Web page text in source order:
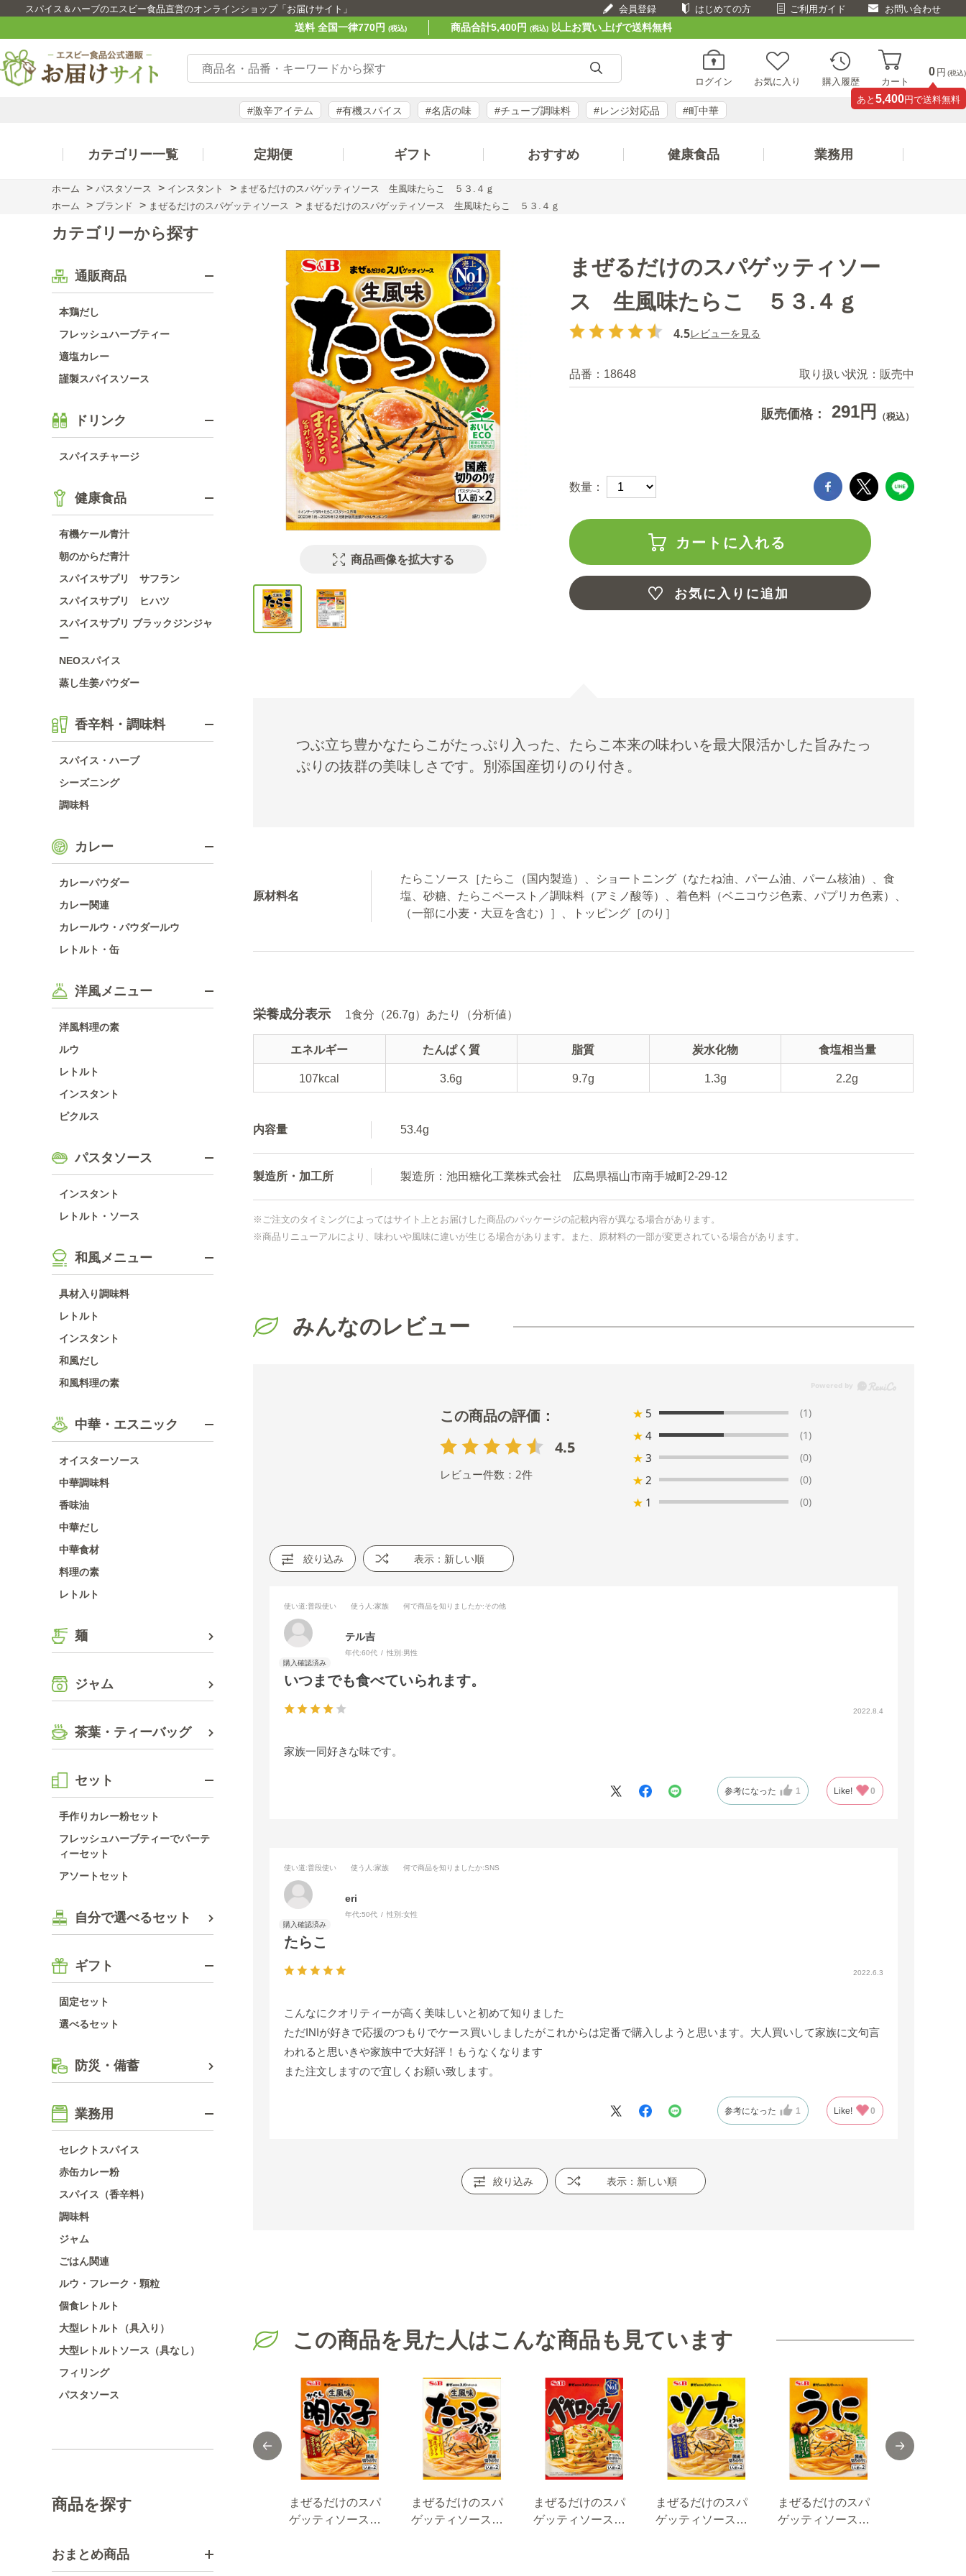
スパイス＆ハーブのエスビー食品直営のオンラインショップ「お届けサイト」 会員登録 はじめての方 ご利用ガイド お問い合わせ
送料 全国一律770円 (税込) 商品合計5,400円 (税込)以上お買い上げで送料無料
ログイン お気に入り 購入履歴 カート
0 円 (税込)
あと 5,400円で送料無料
#激辛アイテム #有機スパイス #名店の味 #チューブ調味料 #レンジ対応品 #町中華
カテゴリー一覧 定期便 ギフト おすすめ 健康食品 業務用
ホーム > パスタソース > インスタント > まぜるだけのスパゲッティソース 生風味たらこ ５３.４ｇ
ホーム
> ブランド > まぜるだけのスパゲッティソース > まぜるだけのスパゲッティソース 生風味たらこ ５３.４ｇ
カテゴリーから探す
通販商品
本鶏だし
フレッシュハーブティー
適塩カレー
謹製スパイスソース
ドリンク
スパイスチャージ
健康食品
有機ケール青汁
朝のからだ青汁
スパイスサプリ サフラン
スパイスサプリ ヒハツ
スパイスサプリ ブラックジンジャ
ー
NEOスパイス
蒸し生姜パウダー
香辛料・調味料
スパイス・ハーブ
シーズニング
調味料
カレー
カレーパウダー
カレー関連
カレールウ・パウダールウ
レトルト・缶
洋風メニュー
洋風料理の素
ルウ
レトルト
インスタント
ピクルス
パスタソース
インスタント
レトルト・ソース
和風メニュー
具材入り調味料
レトルト
インスタント
和風だし
和風料理の素
中華・エスニック
オイスターソース
中華調味料
香味油
中華だし
中華食材
料理の素
レトルト
麺
ジャム
茶葉・ティーバッグ
セット
手作りカレー粉セット
フレッシュハーブティーでパーテ
ィーセット
アソートセット
自分で選べるセット
ギフト
固定セット
選べるセット
防災・備蓄
業務用
セレクトスパイス
赤缶カレー粉
スパイス（香辛料）
調味料
ジャム
ごはん関連
ルウ・フレーク・顆粒
個食レトルト
大型レトルト（具入り）
大型レトルトソース（具なし）
フィリング
パスタソース
商品を探す
おまとめ商品
商品画像を拡大する
まぜるだけのスパゲッティソー
ス 生風味たらこ ５３.４ｇ
4.5レビューを見る
品番： 18648 取り扱い状況： 販売中
販売価格： 291円 （税込）
数量：
カートに入れる
お気に入りに追加
つぶ立ち豊かなたらこがたっぷり入った、たらこ本来の味わいを最大限活かした旨みたっ
ぷりの抜群の美味しさです。別添国産切りのり付き。
原材料名
たらこソース［たらこ（国内製造）、ショートニング（なたね油、パーム油、パーム核油）、食
塩、砂糖、たらこペースト／調味料（アミノ酸等）、着色料（ベニコウジ色素、パプリカ色素）、
（一部に小麦・大豆を含む）］、トッピング［のり］
栄養成分表示 1食分（26.7g）あたり（分析値）
エネルギー
107kcal
たんぱく質
3.6g
脂質
9.7g
炭水化物
1.3g
食塩相当量
2.2g
内容量 53.4g
製造所・加工所 製造所：池田糖化工業株式会社 広島県福山市南手城町2-29-12
※ご注文のタイミングによってはサイト上とお届けした商品のパッケージの記載内容が異なる場合があります。
※商品リニューアルにより、味わいや風味に違いが生じる場合があります。また、原材料の一部が変更されている場合があります。
みんなのレビュー
4.5
レビュー件数： 2件
★ 5 (1)
★ 4 (1)
★ 3 (0)
★ 2 (0)
★ 1 (0)
絞り込み 表示：新しい順
2022.8.4
いつまでも食べていられます。
使い道:普段使い 使う人 :家族 何で商品を知りましたか:その他
テル吉
年代:60代 性別:男性
家族一同好きな味です。
参考になった 1 Like! 0
2022.6.3
たらこ
使い道:普段使い 使う人 :家族 何で商品を知りましたか:SNS
eri
年代:50代 性別:女性
こんなにクオリティーが高く美味しいと初めて知りました
ただINIが好きで応援のつもりでケース買いしましたがこれからは定番で購入しようと思います。大人買いして家族に文句言
われると思いきや家族中で大好評！もうなくなります
また注文しますので宜しくお願い致します。
参考になった 1 Like! 0
絞り込み 表示：新しい順
この商品を見た人はこんな商品も見ています
シェフの一皿 チ
１０５ｇ
まぜるだけのスパ
ゲッティソース
まぜるだけのスパ
ゲッティソース
まぜるだけのスパ
ゲッティソース
まぜるだけのスパ
ゲッティソース
まぜるだけのスパ
ゲッティソース